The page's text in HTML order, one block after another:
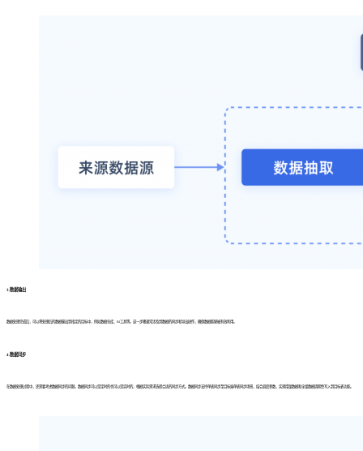
3.数据输出
数据处理完成后，可以将处理后的数据输出到指定的目标中，例如数据仓库、BI工具等。这一步骤通常涉及到数据的同步和导出操作，确保数据能够被有效利用。
4.数据同步
在数据处理过程中，还需要考虑数据同步的问题。数据同步可以是定时的也可以是实时的，根据实际需求选择合适的同步方式。数据同步支持单表同步至目标端单表同步场景，结合调度参数，实现增量数据和全量数据周期性写入到目标表功能。